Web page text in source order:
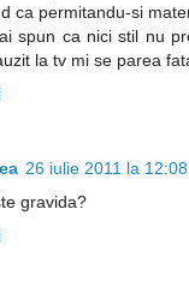
ca permitandu-si
spun ca nici stil nu
la tv mi se parea
26 iulie 2011 la 12:08
gravida?